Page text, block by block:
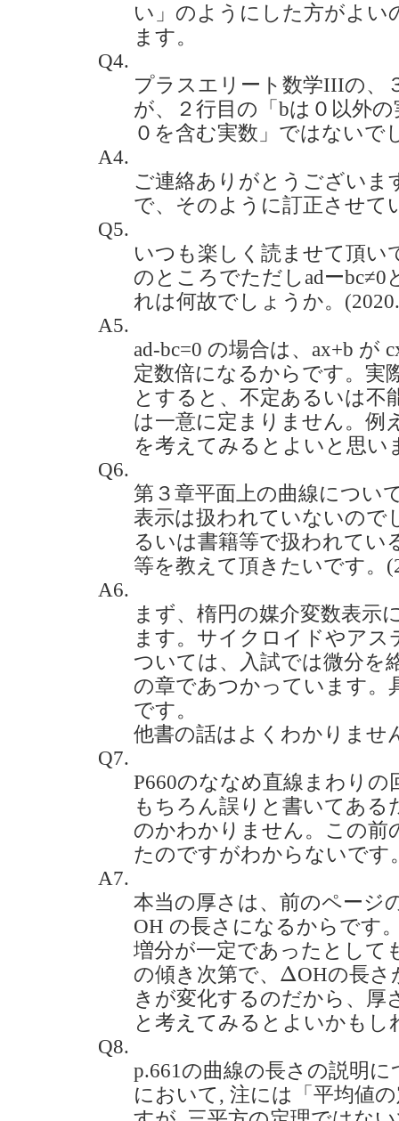
い」のようにした方がよい
ます。
Q4.
プラスエリート数学IIIの、
が、２行目の「bは０以外
０を含む実数」ではないで
A4.
ご連絡ありがとうございま
で、そのように訂正させて
Q5.
いつも楽しく読ませて頂い
のところでただしadー
れは何故でしょうか。
A5.
ad-bc=0 の場合は、ax+b が
定数倍になるからです。実
とすると、不定あるいは不
は一意に定まりません。例
を考えてみるとよいと思い
Q6.
第３章平面上の曲線につい
表示は扱われていないので
るいは書籍等で扱われてい
等を教えて頂きたいです。
A6.
まず、楕円の媒介変数表示
ます。サイクロイドやア
ついては、入試では微分を
の章であつかっています。
です。
他書の話はよくわかりませ
Q7.
P660のななめ直線まわり
もちろん誤りと書いてあ
のかわかりません。この前
たのですがわからないです
A7.
本当の厚さは、前のページ
OH の長さになるからです
増分が一定であったとして
の傾き次第で、 Δ
Δ OHの長さ
きが変化するのだから、厚
と考えてみるとよいかもし
Q8.
p.661の曲線の長さの説明
において, 注には「平均値